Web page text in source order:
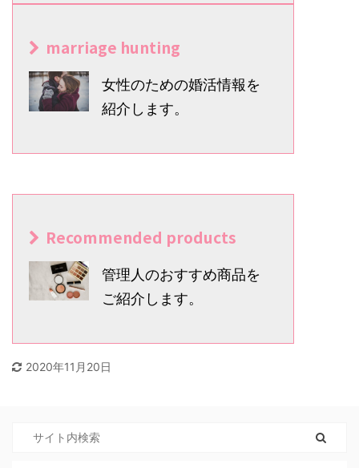
marriage hunting
女性のための婚活情報を
紹介します。
Recommended products
管理人のおすすめ商品を
ご紹介します。
2020年11月20日